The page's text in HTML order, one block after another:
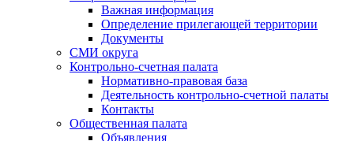
Важная информация
Определение прилегающей территории
Документы
СМИ округа
Контрольно-счетная палата
Нормативно-правовая база
Деятельность контрольно-счетной палаты
Контакты
Общественная палата
Объявления